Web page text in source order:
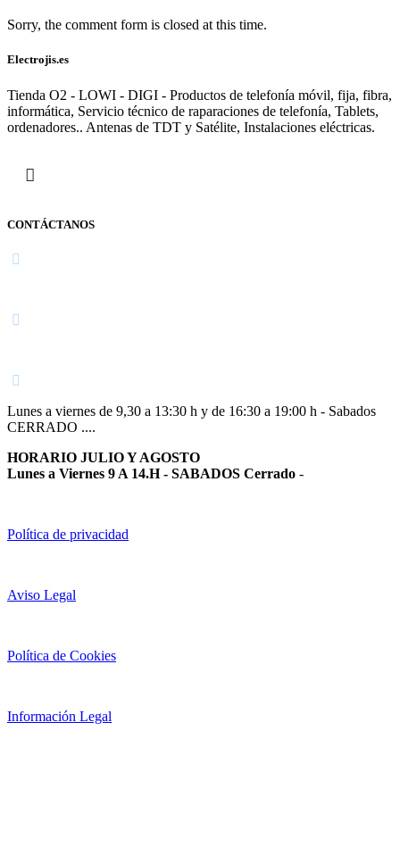
Sorry, the comment form is closed at this time.
Electrojis.es
Tienda O2 - LOWI - DIGI - Productos de telefonía móvil, fija, fibra,
informática, Servicio técnico de raparaciones de telefonía, Tablets,
ordenadores.. Antenas de TDT y Satélite, Instalaciones eléctricas.
CONTÁCTANOS
Lunes a viernes de 9,30 a 13:30 h y de 16:30 a 19:00 h - Sabados
CERRADO ....
HORARIO JULIO Y AGOSTO
Lunes a Viernes 9 A 14.H - SABADOS Cerrado -
Política de privacidad
Aviso Legal
Política de Cookies
Información Legal